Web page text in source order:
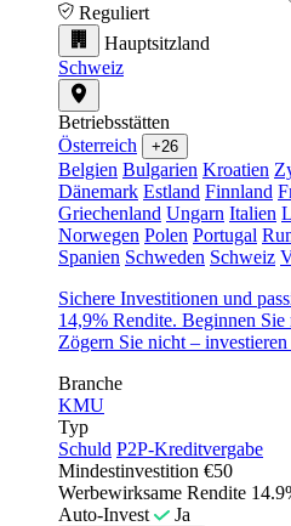
Reguliert
Hauptsitzland
Schweiz
Betriebsstätten
Österreich
+26
Belgien Bulgarien Kroatien
Dänemark Estland Finnland
Griechenland Ungarn Italien
Norwegen Polen Portugal
Spanien Schweden Schweiz
Sichere Investitionen und
14,9% Rendite. Beginnen
Zögern Sie nicht –
Branche
KMU
Typ
Schuld P2P-Kreditvergabe
Mindestinvestition €50
Werbewirksame Rendite
Auto-Invest
Ja